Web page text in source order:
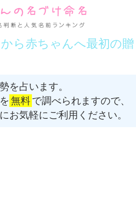
ら赤ちゃんへ最初の贈
を占います。
無料で調べられますので、
お気軽にご利用ください。